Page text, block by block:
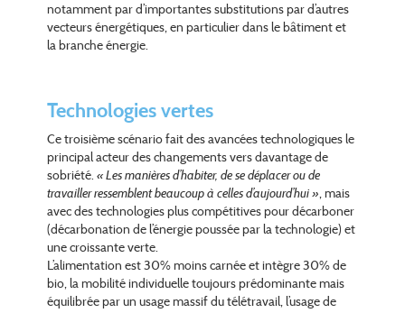
notamment par d’importantes substitutions par d’autres
vecteurs énergétiques, en particulier dans le bâtiment et
la branche énergie.
Technologies vertes
Ce troisième scénario fait des avancées technologiques le
principal acteur des changements vers davantage de
sobriété.« Les manières d’habiter, de se déplacer ou de
travailler ressemblent beaucoup à celles d’aujourd’hui » , mais
avec des technologies plus compétitives pour décarboner
(décarbonation de l’énergie poussée par la technologie) et
une croissante verte.
L’alimentation est 30% moins carnée et intègre 30% de
bio, la mobilité individuelle toujours prédominante mais
équilibrée par un usage massif du télétravail, l’usage de